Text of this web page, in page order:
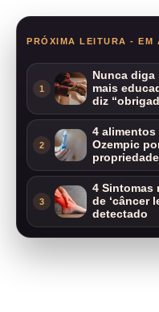
PRÓXIMA LEITURA - EM
1
Nunca diga
mais
diz
2
4 alimentos
Ozempic
3
4 Sintomas
de ‘câncer
detectado